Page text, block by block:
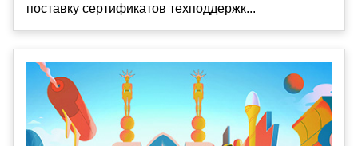
поставку сертификатов техподдержк...